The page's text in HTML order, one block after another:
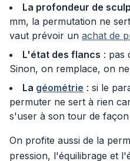
La profondeur de
mm, la permutation ne
vaut prévoir un achat de
L'état des flancs : pas
Sinon, on remplace, on
La géométrie : si le
permuter ne sert à rien
s'user à son tour de
On profite aussi de la
pression, l'équilibrage et